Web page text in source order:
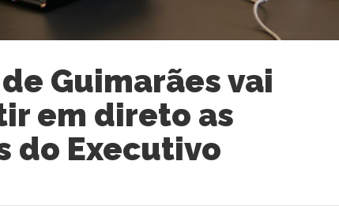
Guimarães vai
em direto as
do Executivo